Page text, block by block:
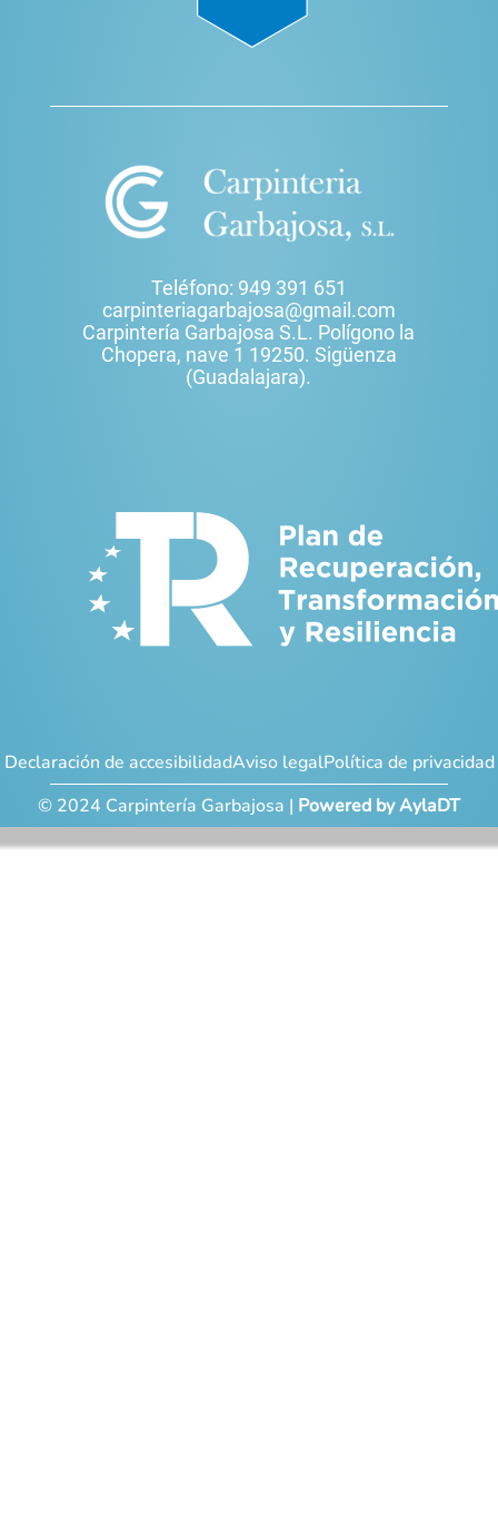
Teléfono: 949 391 651
carpinteriagarbajosa@gmail.com
Carpintería Garbajosa S.L. Polígono la
Chopera, nave 1 19250. Sigüenza
(Guadalajara).
Declaración de accesibilidadAviso legalPolítica de privacidad
© 2024 Carpintería Garbajosa | Powered by AylaDT